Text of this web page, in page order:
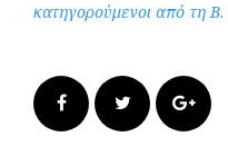
κατηγορούμενοι από τη
FacebookTwitter